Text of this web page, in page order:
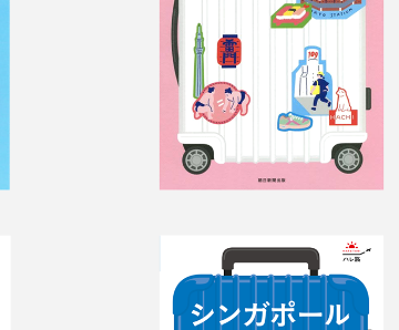
ハレ旅　シンガポー